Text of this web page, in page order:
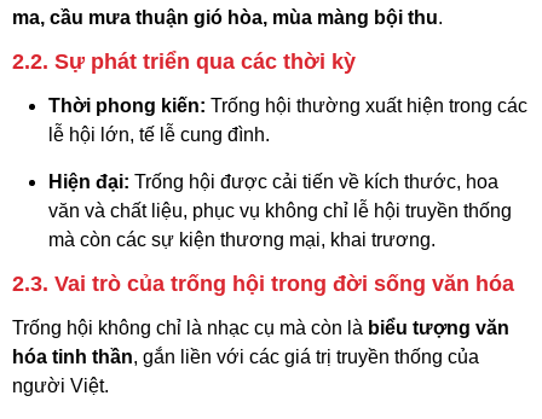
ma, cầu mưa thuận gió hòa, mùa màng bội thu.
2.2. Sự phát triển qua các thời kỳ
Thời phong kiến: Trống hội thường xuất hiện trong các
lễ hội lớn, tế lễ cung đình.
Hiện đại: Trống hội được cải tiến về kích thước, hoa
văn và chất liệu, phục vụ không chỉ lễ hội truyền thống
mà còn các sự kiện thương mại, khai trương.
2.3. Vai trò của trống hội trong đời sống văn hóa
Trống hội không chỉ là nhạc cụ mà còn là biểu tượng văn
hóa tinh thần, gắn liền với các giá trị truyền thống của
người Việt.